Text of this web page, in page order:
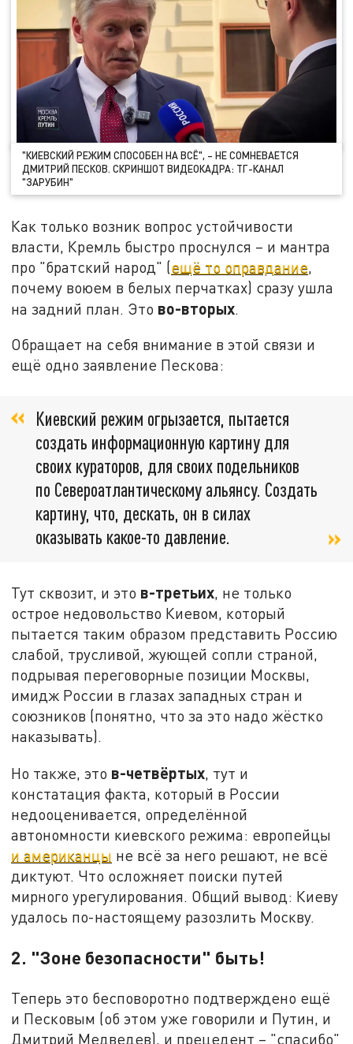
"КИЕВСКИЙ РЕЖИМ СПОСОБЕН НА ВСЁ", – НЕ СОМНЕВАЕТСЯ
ДМИТРИЙ ПЕСКОВ. СКРИНШОТ ВИДЕОКАДРА: ТГ-КАНАЛ
"ЗАРУБИН"
Как только возник вопрос устойчивости
власти, Кремль быстро проснулся – и мантра
про "братский народ" (ещё то оправдание,
почему воюем в белых перчатках) сразу ушла
на задний план. Это во-вторых.
Обращает на себя внимание в этой связи и
ещё одно заявление Пескова:
Киевский режим огрызается, пытается
создать информационную картину для
своих кураторов, для своих подельников
по Североатлантическому альянсу. Создать
картину, что, дескать, он в силах
оказывать какое-то давление.
Тут сквозит, и это в-третьих, не только
острое недовольство Киевом, который
пытается таким образом представить Россию
слабой, трусливой, жующей сопли страной,
подрывая переговорные позиции Москвы,
имидж России в глазах западных стран и
союзников (понятно, что за это надо жёстко
наказывать).
Но также, это в-четвёртых, тут и
констатация факта, который в России
недооценивается, определённой
автономности киевского режима: европейцы
и американцы не всё за него решают, не всё
диктуют. Что осложняет поиски путей
мирного урегулирования. Общий вывод: Киеву
удалось по-настоящему разозлить Москву.
2. "Зоне безопасности" быть!
Теперь это бесповоротно подтверждено ещё
и Песковым (об этом уже говорили и Путин, и
Дмитрий Медведев), и прецедент – "спасибо"